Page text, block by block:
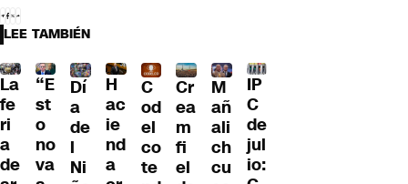
LEE TAMBIÉN
La
fe
ri
a
de
“E
st
o
no
va
Dí
a
de
l
Ni
H
ac
ie
nd
a
C
od
el
co
te
Cr
ea
m
fi
el
M
añ
ali
ch
cu
IP
C
de
jul
io: